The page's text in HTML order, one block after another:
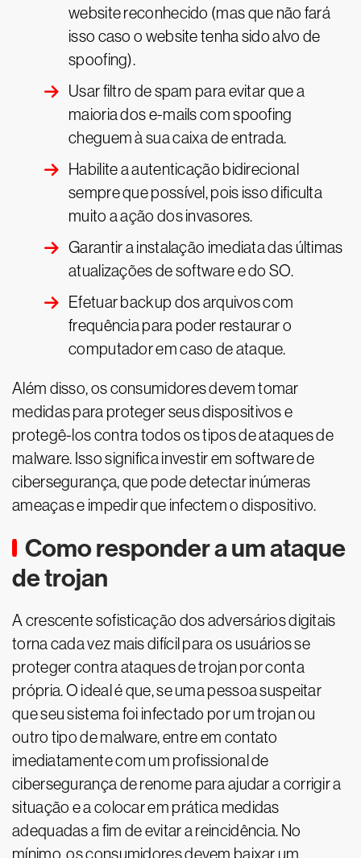
website reconhecido (mas que não fará
isso caso o website tenha sido alvo de
spoofing).
Usar filtro de spam para evitar que a
maioria dos e-mails com spoofing
cheguem à sua caixa de entrada.
Habilite a autenticação bidirecional
sempre que possível, pois isso dificulta
muito a ação dos invasores.
Garantir a instalação imediata das últimas
atualizações de software e do SO.
Efetuar backup dos arquivos com
frequência para poder restaurar o
computador em caso de ataque.
Além disso, os consumidores devem tomar
medidas para proteger seus dispositivos e
protegê-los contra todos os tipos de ataques de
malware. Isso significa investir em software de
cibersegurança, que pode detectar inúmeras
ameaças e impedir que infectem o dispositivo.
Como responder a um ataque
de trojan
A crescente sofisticação dos adversários digitais
torna cada vez mais difícil para os usuários se
proteger contra ataques de trojan por conta
própria. O ideal é que, se uma pessoa suspeitar
que seu sistema foi infectado por um trojan ou
outro tipo de malware, entre em contato
imediatamente com um profissional de
cibersegurança de renome para ajudar a corrigir a
situação e a colocar em prática medidas
adequadas a fim de evitar a reincidência. No
mínimo, os consumidores devem baixar um